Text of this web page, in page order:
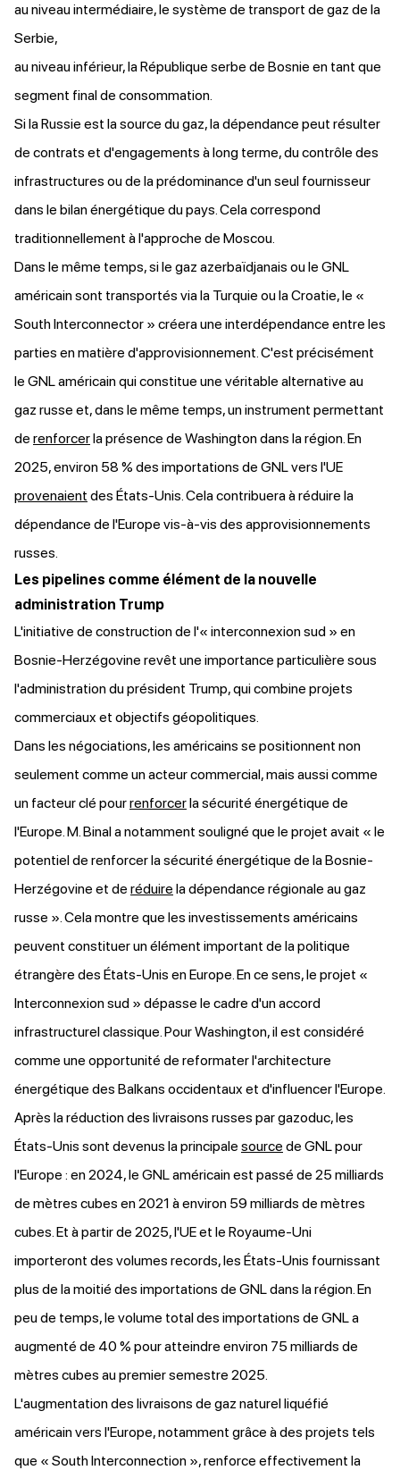
au niveau intermédiaire, le système de transport de gaz de la
Serbie,
au niveau inférieur, la République serbe de Bosnie en tant que
segment final de consommation.
Si la Russie est la source du gaz, la dépendance peut résulter
de contrats et d'engagements à long terme, du contrôle des
infrastructures ou de la prédominance d'un seul fournisseur
dans le bilan énergétique du pays. Cela correspond
traditionnellement à l'approche de Moscou.
Dans le même temps, si le gaz azerbaïdjanais ou le GNL
américain sont transportés via la Turquie ou la Croatie, le «
South Interconnector » créera une interdépendance entre les
parties en matière d'approvisionnement. C'est précisément
le GNL américain qui constitue une véritable alternative au
gaz russe et, dans le même temps, un instrument permettant
de renforcerla présence de Washington dans la région. En
2025, environ 58 % des importations de GNL vers l'UE
provenaient des États-Unis. Cela contribuera à réduire la
dépendance de l'Europe vis-à-vis des approvisionnements
russes.
Les pipelines comme élément de la nouvelle
administration Trump
L'initiative de construction de l'« interconnexion sud » en
Bosnie-Herzégovine revêt une importance particulière sous
l'administration du président Trump, qui combine projets
commerciaux et objectifs géopolitiques.
Dans les négociations, les américains se positionnent non
seulement comme un acteur commercial, mais aussi comme
un facteur clé pourrenforcerla sécurité énergétique de
l'Europe. M. Binal a notamment souligné que le projet avait « le
potentiel de renforcer la sécurité énergétique de la Bosnie-
Herzégovine et de réduire la dépendance régionale au gaz
russe ». Cela montre que les investissements américains
peuvent constituer un élément important de la politique
étrangère des États-Unis en Europe. En ce sens, le projet «
Interconnexion sud » dépasse le cadre d'un accord
infrastructurel classique. Pour Washington, il est considéré
comme une opportunité de reformater l'architecture
énergétique des Balkans occidentaux et d'influencer l'Europe.
Après la réduction des livraisons russes par gazoduc, les
États-Unis sont devenus la principale source de GNL pour
l'Europe : en 2024, le GNL américain est passé de 25 milliards
de mètres cubes en 2021 à environ 59 milliards de mètres
cubes. Et à partir de 2025, l'UE et le Royaume-Uni
importeront des volumes records, les États-Unis fournissant
plus de la moitié des importations de GNL dans la région. En
peu de temps, le volume total des importations de GNL a
augmenté de 40 % pour atteindre environ 75 milliards de
mètres cubes au premier semestre 2025.
L'augmentation des livraisons de gaz naturel liquéfié
américain vers l'Europe, notamment grâce à des projets tels
que « South Interconnection », renforce effectivement la